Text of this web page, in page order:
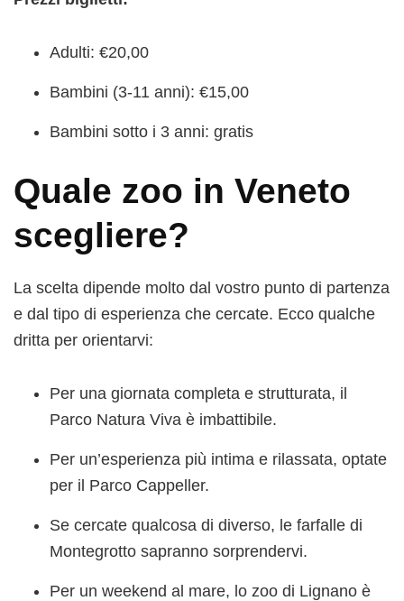
Adulti: €20,00
Bambini (3-11 anni): €15,00
Bambini sotto i 3 anni: gratis
Quale zoo in Veneto
scegliere?
La scelta dipende molto dal vostro punto di partenza
e dal tipo di esperienza che cercate. Ecco qualche
dritta per orientarvi:
Per una giornata completa e strutturata, il
Parco Natura Viva è imbattibile.
Per un’esperienza più intima e rilassata, optate
per il Parco Cappeller.
Se cercate qualcosa di diverso, le farfalle di
Montegrotto sapranno sorprendervi.
Per un weekend al mare, lo zoo di Lignano è